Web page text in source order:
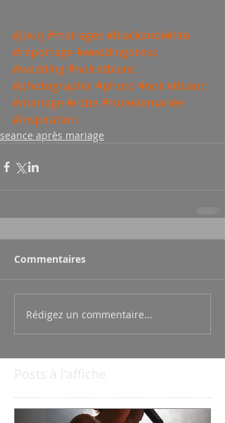
#jourj #mariages #blackandwhite
#reportage #weddingdress
#wedding#noiretblanc
#photographie #photo #noiretblanc
#mariage #robe #robedemariée
#inspiration
seance après mariage
Commentaires
Rédigez un commentaire...